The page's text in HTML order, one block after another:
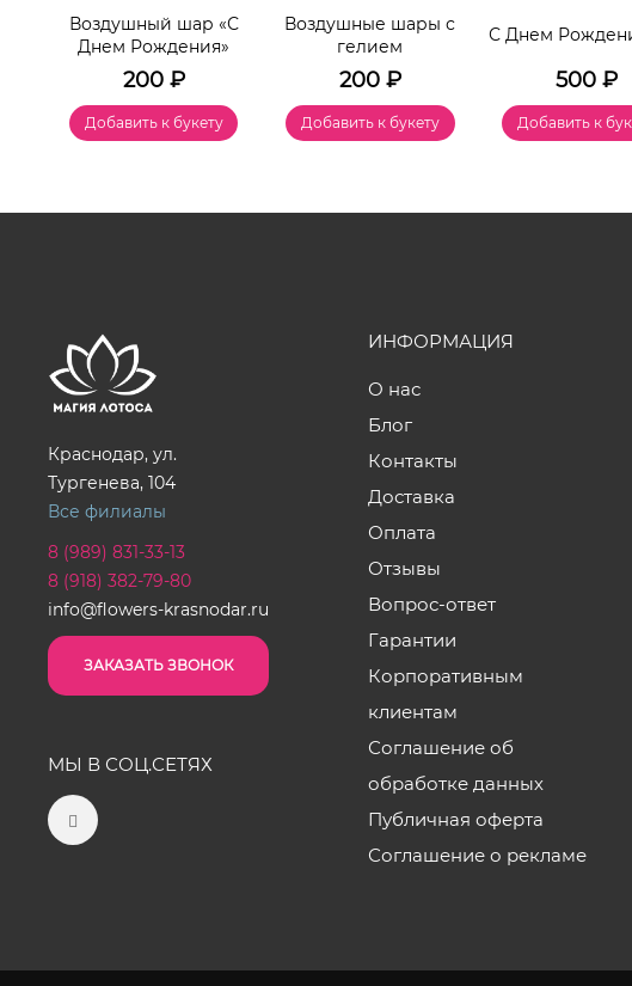
Воздушный шар «С
Днем Рождения»
200₽
Добавить к букету
Воздушные шары с
гелием
200₽
Добавить к букету
С Днем
500₽
Добавить к
Краснодар, ул.
Тургенева, 104
Все филиалы
8 (989) 831-33-13
8 (918) 382-79-80
info@flowers-krasnodar.ru
ЗАКАЗАТЬ ЗВОНОК
МЫ В СОЦ.СЕТЯХ
ИНФОРМАЦИЯ
О нас
Блог
Контакты
Доставка
Оплата
Отзывы
Вопрос-ответ
Гарантии
Корпоративным
клиентам
Соглашение об
обработке данных
Публичная оферта
Соглашение о рекламе